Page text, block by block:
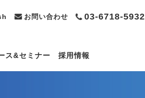
お問い合わせ 03-6718-5932
ス&セミナー 採用情報